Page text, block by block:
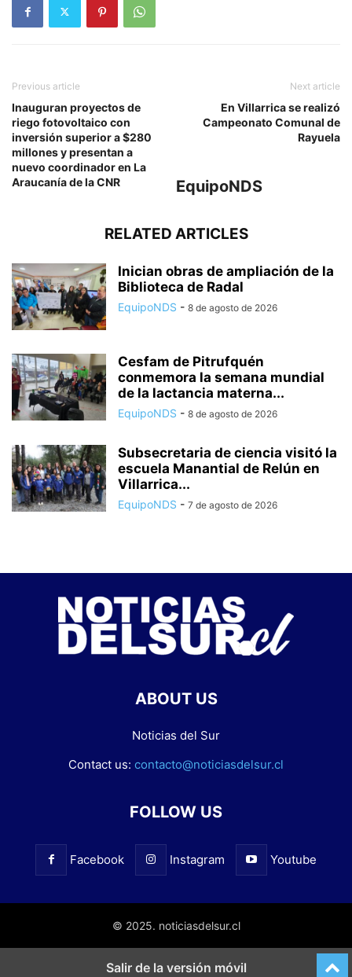
Previous article
Inauguran proyectos de
riego fotovoltaico con
inversión superior a $280
millones y presentan a
nuevo coordinador en La
Araucanía de la CNR
Next article
En Villarrica se realizó
Campeonato Comunal de
Rayuela
EquipoNDS
RELATED ARTICLES
Inician obras de ampliación de la
Biblioteca de Radal
EquipoNDS - 8 de agosto de 2026
Cesfam de Pitrufquén
conmemora la semana mundial
de la lactancia materna...
EquipoNDS - 8 de agosto de 2026
Subsecretaria de ciencia visitó la
escuela Manantial de Relún en
Villarrica...
EquipoNDS - 7 de agosto de 2026
ABOUT US
Noticias del Sur
Contact us: contacto@noticiasdelsur.cl
FOLLOW US
Facebook Instagram Youtube
© 2025. noticiasdelsur.cl
Salir de la versión móvil